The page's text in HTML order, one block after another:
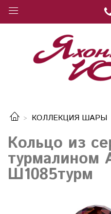
КОЛЛЕКЦИЯ ШАРЫ
Кольцо из
турмалином
Ш1085турм